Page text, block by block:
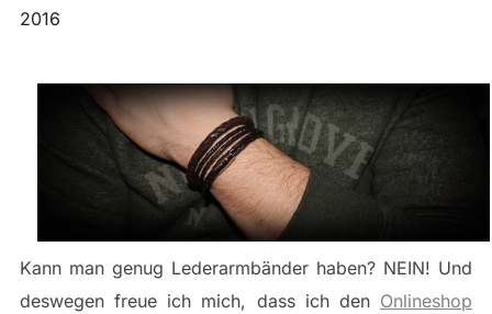
2016
Kann man genug Lederarmbänder haben? NEIN! Und
deswegen freue ich mich, dass ich den Onlineshop